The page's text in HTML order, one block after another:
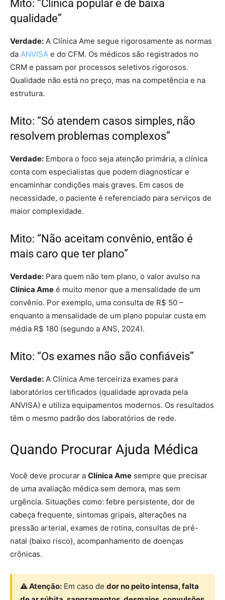
Mito: “Clínica popular é de baixa
qualidade”
Verdade: A Clínica Ame segue rigorosamente as normas
da ANVISA e do CFM. Os médicos são registrados no
CRM e passam por processos seletivos rigorosos.
Qualidade não está no preço, mas na competência e na
estrutura.
Mito: “Só atendem casos simples, não
resolvem problemas complexos”
Verdade: Embora o foco seja atenção primária, a clínica
conta com especialistas que podem diagnosticar e
encaminhar condições mais graves. Em casos de
necessidade, o paciente é referenciado para serviços de
maior complexidade.
Mito: “Não aceitam convênio, então é
mais caro que ter plano”
Verdade: Para quem não tem plano, o valor avulso na
Clínica Ame é muito menor que a mensalidade de um
convênio. Por exemplo, uma consulta de R$ 50 –
enquanto a mensalidade de um plano popular custa em
média R$ 180 (segundo a ANS, 2024).
Mito: “Os exames não são confiáveis”
Verdade: A Clínica Ame terceiriza exames para
laboratórios certificados (qualidade aprovada pela
ANVISA) e utiliza equipamentos modernos. Os resultados
têm o mesmo padrão dos laboratórios de rede.
Quando Procurar Ajuda Médica
Você deve procurar a Clínica Ame sempre que precisar
de uma avaliação médica sem demora, mas sem
urgência. Situações como: febre persistente, dor de
cabeça frequente, sintomas gripais, alterações na
pressão arterial, exames de rotina, consultas de pré-
natal (baixo risco), acompanhamento de doenças
crônicas.
⚠ Atenção: Em caso de dor no peito intensa, falta